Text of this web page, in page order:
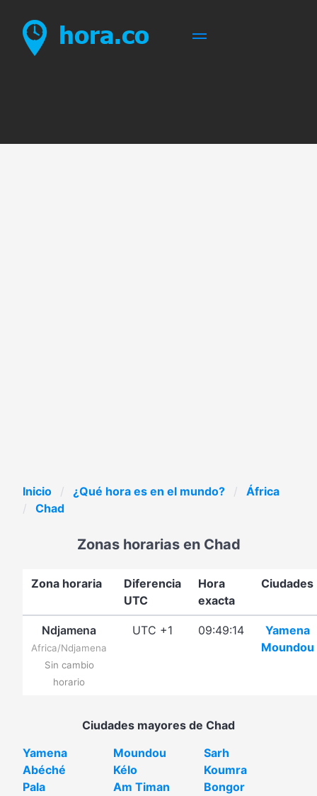
Inicio ¿Qué hora es en el mundo?
África
Chad
Zonas horarias en Chad
Zona horaria
Diferencia
UTC
Hora
exacta
Ciudades
Ndjamena
Africa/Ndjamena
Sin cambio
horario
UTC +1 09:49:14
Yamena
Moundou
Ciudades mayores de Chad
Yamena
Moundou
Sarh
Abéché
Kélo
Koumra
Pala
Am Timan
Bongor